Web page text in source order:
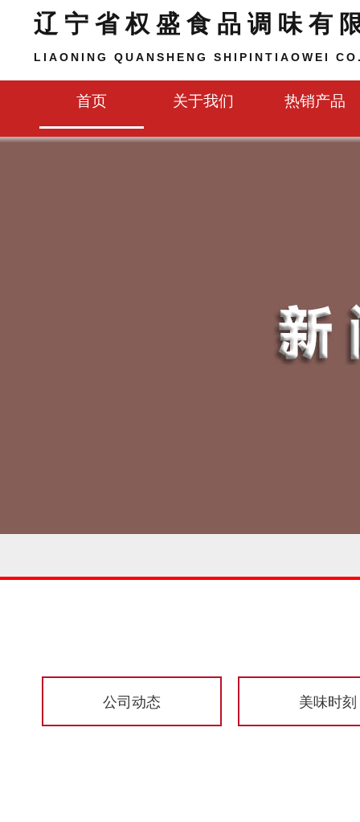
辽宁省权盛食品调味有
LIAONING QUANSHENG SHIPINTIAOWEI
首页 关于我们 热销产品
公司动态 美味时刻